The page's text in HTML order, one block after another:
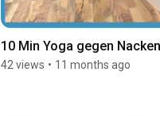
10 Min Yoga gegen
42 views • 11 months ago